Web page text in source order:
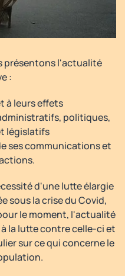
présentons l'actualité
:
à leurs effets
politiques,
législatifs
ses communications et
d'une lutte élargie
sous la crise du Covid,
le moment, l'actualité
la lutte contre celle-ci et
sur ce qui concerne le